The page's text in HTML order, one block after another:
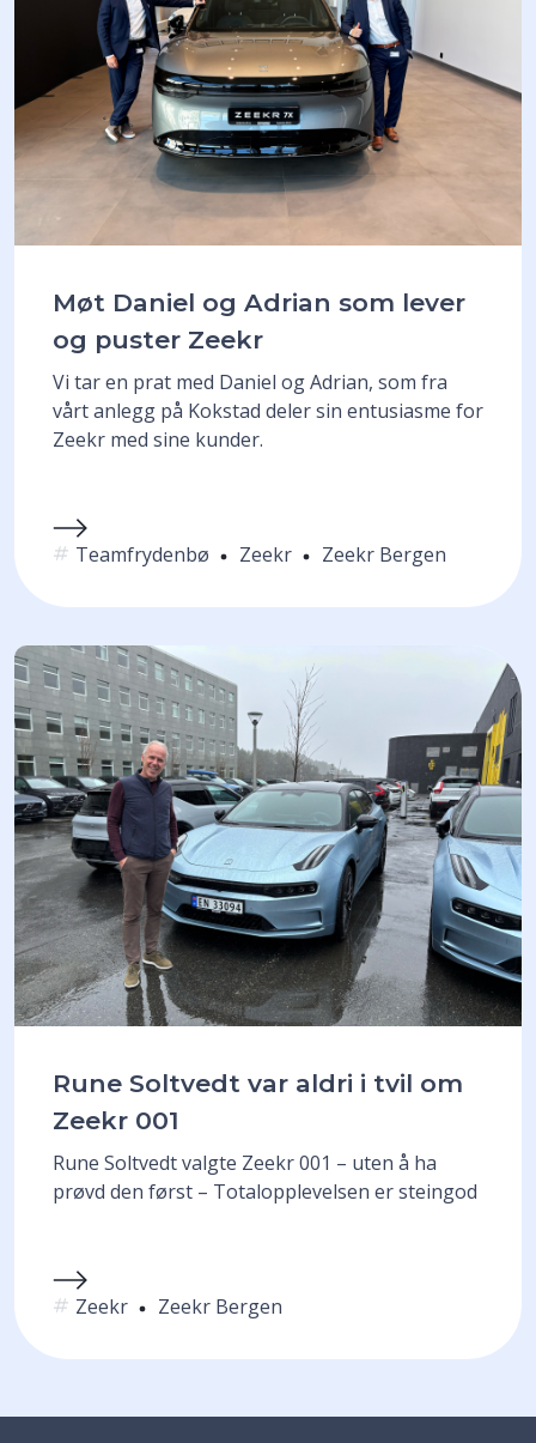
Møt Daniel og Adrian som lever
og puster Zeekr
Vi tar en prat med Daniel og Adrian, som fra
vårt anlegg på Kokstad deler sin entusiasme for
Zeekr med sine kunder.
Teamfrydenbø Zeekr Zeekr Bergen
Rune Soltvedt var aldri i tvil om
Zeekr 001
Rune Soltvedt valgte Zeekr 001 – uten å ha
prøvd den først – Totalopplevelsen er steingod
Zeekr Zeekr Bergen